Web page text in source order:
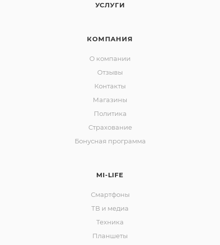
УСЛУГИ
КОМПАНИЯ
О компании
Отзывы
Контакты
Магазины
Политика
Страхование
Бонусная программа
MI-LIFE
Смартфоны
ТВ и медиа
Техника
Планшеты